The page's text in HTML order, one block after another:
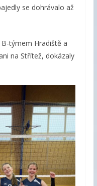
se dohrávalo až
B-týmem Hradiště a
na Střítež, dokázaly